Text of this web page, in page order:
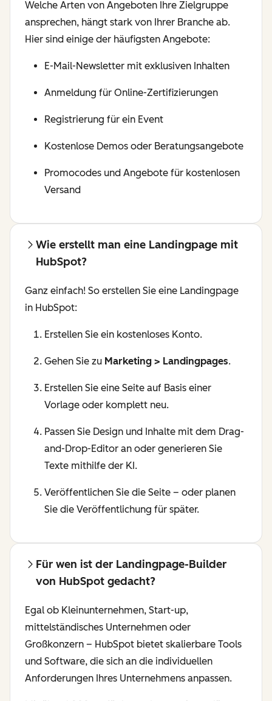
Welche Arten von Angeboten Ihre Zielgruppe
ansprechen, hängt stark von Ihrer Branche ab.
Hier sind einige der häufigsten Angebote:
E-Mail-Newsletter mit exklusiven Inhalten
Anmeldung für Online-Zertifizierungen
Registrierung für ein Event
Kostenlose Demos oder Beratungsangebote
Promocodes und Angebote für kostenlosen
Versand
Wie erstellt man eine Landingpage mit
HubSpot?
Ganz einfach! So erstellen Sie eine Landingpage
in HubSpot:
Erstellen Sie ein kostenloses Konto.
Gehen Sie zu Marketing > Landingpages.
Erstellen Sie eine Seite auf Basis einer
Vorlage oder komplett neu.
Passen Sie Design und Inhalte mit dem Drag-
and-Drop-Editor an oder generieren Sie
Texte mithilfe der KI.
Veröffentlichen Sie die Seite – oder planen
Sie die Veröffentlichung für später.
Für wen ist der Landingpage-Builder
von HubSpot gedacht?
Egal ob Kleinunternehmen, Start-up,
mittelständisches Unternehmen oder
Großkonzern – HubSpot bietet skalierbare Tools
und Software, die sich an die individuellen
Anforderungen Ihres Unternehmens anpassen.